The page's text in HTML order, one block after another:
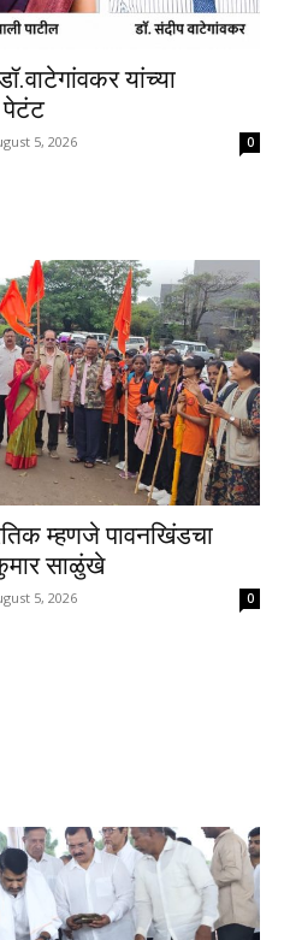
यांच्या
पेटंट
5, 2026 0
म्हणजे पावनखिंडचा
साळुंखे
5, 2026 0